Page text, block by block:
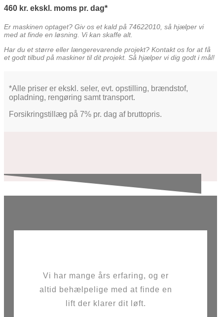
460 kr. ekskl. moms pr. dag
Er maskinen optaget? Giv os et kald på 74622010, så hjælper vi
med at finde en løsning. Vi kan skaffe alt.
Har du et større eller længerevarende projekt? Kontakt os for at få
et godt tilbud på maskiner til dit projekt. Så hjælper vi dig godt i mål!
*Alle priser er ekskl. seler, evt. opstilling, brændstof,
opladning, rengøring samt transport.
Forsikringstillæg på 7% pr. dag af bruttopris.
Vi har mange års erfaring, og er
altid behælpelige med at finde en
lift der klarer dit løft.